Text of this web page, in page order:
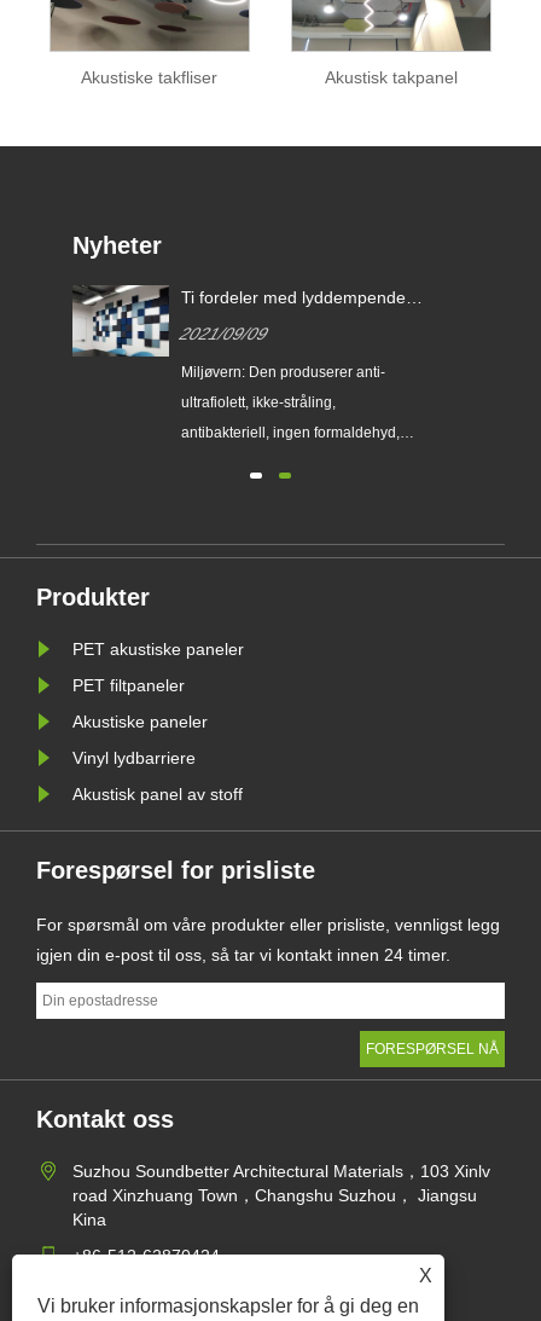
Akustiske takfliser Akustisk takpanel
X
Vi bruker informasjonskapsler for å gi deg en
Nyheter
Ti fordeler med lyddempende
2021/09/09
Miljøvern: Den produserer anti-
ultrafiolett, ikke-stråling,
antibakteriell, ingen formaldehyd,
Produkter
PET akustiske paneler
PET filtpaneler
Akustiske paneler
Vinyl lydbarriere
Akustisk panel av stoff
Forespørsel for prisliste
For spørsmål om våre produkter eller prisliste, vennligst legg
igjen din e-post til oss, så tar vi kontakt innen 24 timer.
Kontakt oss
Suzhou Soundbetter Architectural Materials，103 Xinlv
road Xinzhuang Town，Changshu Suzhou， Jiangsu
Kina
+86-512-62870424